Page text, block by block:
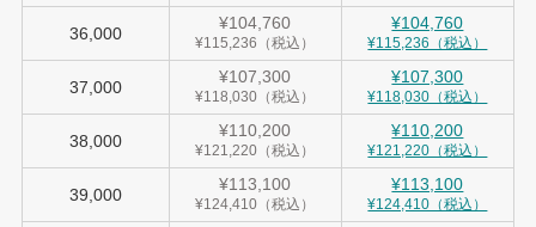
36,000
¥104,760
¥115,236（税込）
¥104,760
¥115,236（税込）
37,000
¥107,300
¥118,030（税込）
¥107,300
¥118,030（税込）
38,000
¥110,200
¥121,220（税込）
¥110,200
¥121,220（税込）
39,000
¥113,100
¥124,410（税込）
¥113,100
¥124,410（税込）